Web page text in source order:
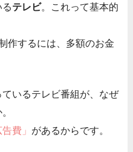
テレビ。これって基本的
作するには、多額のお金
いるテレビ番組が、なぜ
費」 があるからです。